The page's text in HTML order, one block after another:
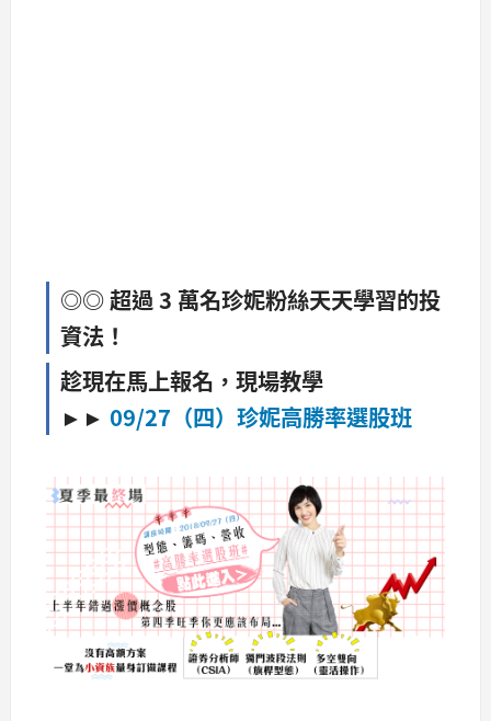
◎◎ 超過 3 萬名珍妮粉絲天天學習的投
資法！
趁現在馬上報名，現場教學
►► 09/27（四）珍妮高勝率選股班